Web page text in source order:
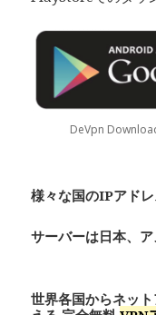
DeVpn
様々な国のIPアド
サーバーは日本、
世界各国からネッ